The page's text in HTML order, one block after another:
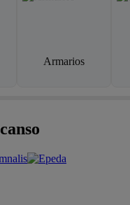
Armarios